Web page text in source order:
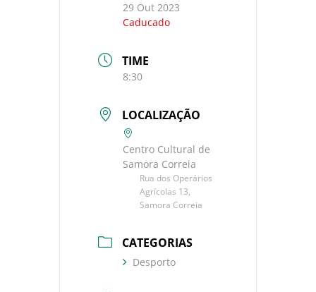
29 Out 2023
Caducado
TIME
8:30
LOCALIZAÇÃO
Centro Cultural de
Samora Correia
Rua dos Operários
Agrícolas 13,
Samora Correia
CATEGORIAS
Desporto